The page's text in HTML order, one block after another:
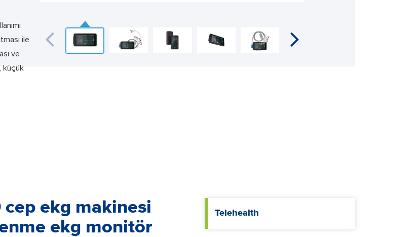
ile
ve
küçük
cep ekg makinesi
ekg monitör
Telehealth